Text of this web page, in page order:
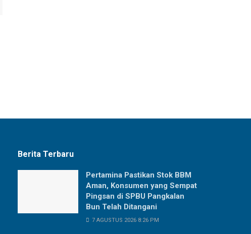
Berita Terbaru
Pertamina Pastikan Stok BBM
Aman, Konsumen yang Sempat
Pingsan di SPBU Pangkalan
Bun Telah Ditangani
7 AGUSTUS 2026 8:26 PM